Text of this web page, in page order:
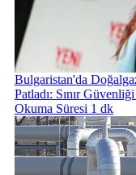
Bulgaristan'da
Patladı: Sınır Güvenliği
Okuma Süresi 1 dk